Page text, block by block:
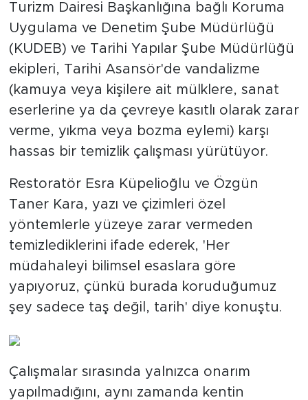
Turizm Dairesi Başkanlığına bağlı Koruma
Uygulama ve Denetim Şube Müdürlüğü
(KUDEB) ve Tarihi Yapılar Şube Müdürlüğü
ekipleri, Tarihi Asansör'de vandalizme
(kamuya veya kişilere ait mülklere, sanat
eserlerine ya da çevreye kasıtlı olarak zarar
verme, yıkma veya bozma eylemi) karşı
hassas bir temizlik çalışması yürütüyor.
Restoratör Esra Küpelioğlu ve Özgün
Taner Kara, yazı ve çizimleri özel
yöntemlerle yüzeye zarar vermeden
temizlediklerini ifade ederek, 'Her
müdahaleyi bilimsel esaslara göre
yapıyoruz, çünkü burada koruduğumuz
şey sadece taş değil, tarih' diye konuştu.
Çalışmalar sırasında yalnızca onarım
yapılmadığını, aynı zamanda kentin